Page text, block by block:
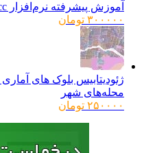
آموزش پیشرفته نرم‌افزار Wincc به صورت تصویری
۳۰۰۰۰۰ تومان
محله‌های شهر
۲۵۰۰۰۰ تومان